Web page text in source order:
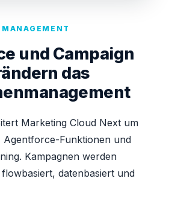
und Campaign
das
Marketing Cloud Next um
Agentforce-Funktionen und
Kampagnen werden
datenbasiert und